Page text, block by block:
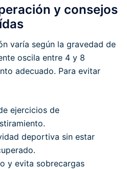
y consejos
varía según la gravedad de
oscila entre 4 y 8
adecuado. Para evitar
ejercicios de
deportiva sin estar
y evita sobrecargas